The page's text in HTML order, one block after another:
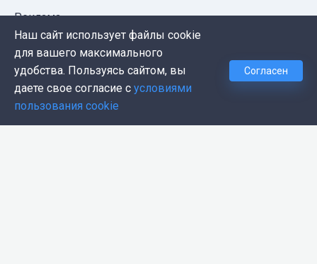
Реклама
Публичная оферта
Политика конфиденциальности
Контакты
Наш сайт использует файлы cookie
для вашего максимального
удобства. Пользуясь сайтом, вы
даете свое согласие с условиями
пользования cookie
Согласен